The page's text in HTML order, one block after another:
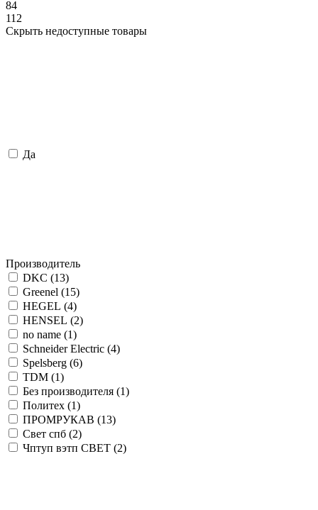
84
112
Скрыть недоступные товары
Да
Производитель
DKC (13)
Greenel (15)
HEGEL (4)
HENSEL (2)
no name (1)
Schneider Electric (4)
Spelsberg (6)
TDM (1)
Без производителя (1)
Политех (1)
ПРОМРУКАВ (13)
Свет спб (2)
Чптуп вэтп СВЕТ (2)